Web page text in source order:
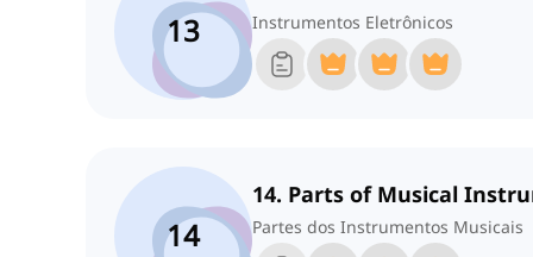
13
Instrumentos Eletrônicos
14
14. Parts of Musical
Partes dos Instrumentos Musicais